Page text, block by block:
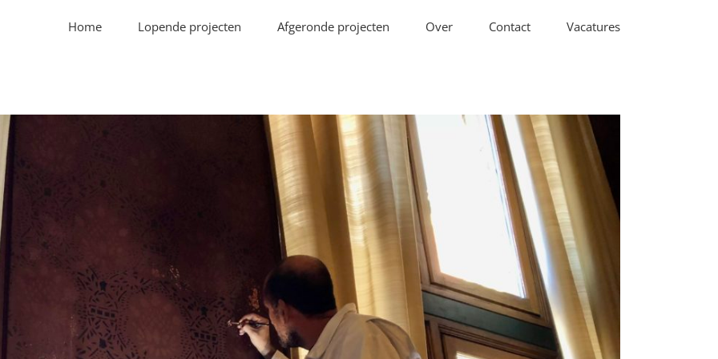
Home Lopende projecten Afgeronde projecten Over Contact Vacatures